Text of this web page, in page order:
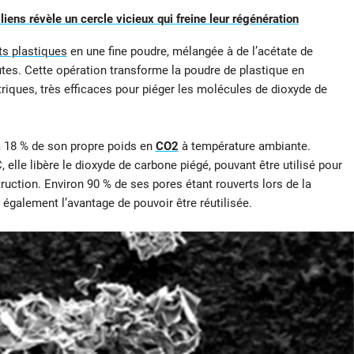
révèle un cercle vicieux qui freine leur régénération
plastiques en une fine poudre, mélangée à de l’acétate de
Cette opération transforme la poudre de plastique en
très efficaces pour piéger les molécules de dioxyde de
% de son propre poids en CO2 à température ambiante.
elle libère le dioxyde de carbone piégé, pouvant être utilisé pour
Environ 90 % de ses pores étant rouverts lors de la
l’avantage de pouvoir être réutilisée.